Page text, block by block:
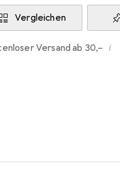
Vergleichen
Versand ab 30,– i